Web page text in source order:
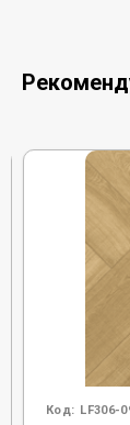
Код: LF306-